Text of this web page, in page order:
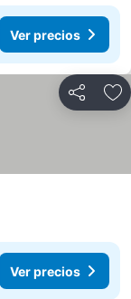
Ver precios
Compartir
Ver precios